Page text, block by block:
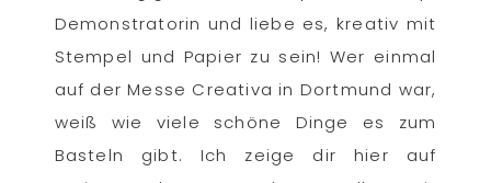
Demonstratorin und liebe es, kreativ mit
Stempel und Papier zu sein! Wer einmal
auf der Messe Creativa in Dortmund war,
weiß wie viele schöne Dinge es zum
Basteln gibt. Ich zeige dir hier auf